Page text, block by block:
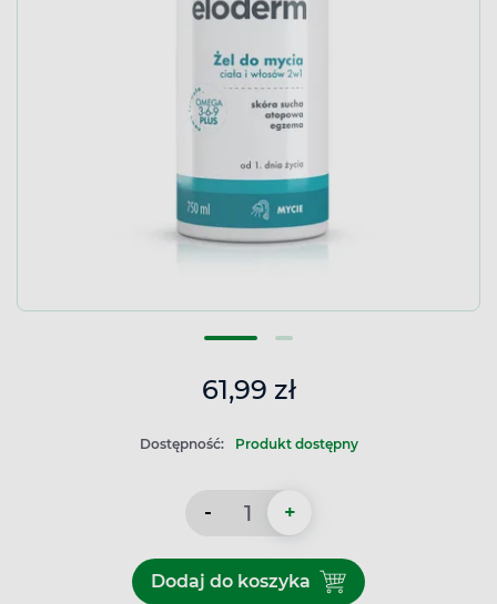
61,99 zł
Dostępność: Produkt dostępny
- +
Dodaj do koszykaDodaj do koszyka Eloderm